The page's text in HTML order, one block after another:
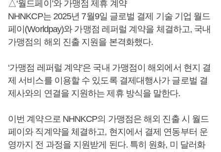
△‘월드페이’와 가맹점 제휴 계약
NHNKCP는 2025년 7월9일 글로벌 결제 기술 기업 월드
페이(Worldpay)와 가맹점 레퍼럴 계약을 체결하고, 국내
가맹점의 해외 진출 지원을 본격화했다.
‘가맹점 레퍼럴 계약’은 국내 가맹점이 해외에서 현지 결
제 서비스를 이용할 수 있도록 결제대행사가 글로벌 결
제사와의 연결을 지원하는 제휴 방식을 말한다.
이번 계약으로 NHNKCP의 가맹점은 해외 진출 시 월드
페이와 직계약을 체결하고, 현지에서 결제 연동부터 운
영까지 전 과정을 지원받게 된다. 특히 원화, 미 달러화